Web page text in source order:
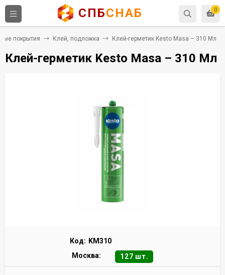
0
СПБСНАБ
покрытия Клей, подложка Клей-герметик Kesto Masa – 310 Мл
Клей-герметик Kesto Masa – 310 Мл
Код: KM310
Москва:
127 шт.